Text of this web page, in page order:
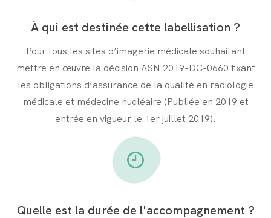
À qui est destinée cette labellisation ?
Pour tous les sites d’imagerie médicale souhaitant
mettre en œuvre la décision ASN 2019-DC-0660 fixant
les obligations d’assurance de la qualité en radiologie
médicale et médecine nucléaire (Publiée en 2019 et
entrée en vigueur le 1er juillet 2019).
Quelle est la durée de l'accompagnement ?